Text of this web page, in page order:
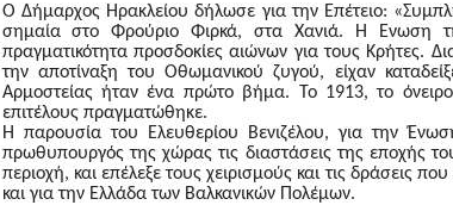
Ο Δήμαρχος Ηρακλείου δήλωσε για την Επέτειο: «
σημαία στο Φρούριο Φιρκά, στα Χανιά. Η Ένωση
πραγματικότητα προσδοκίες αιώνων για τους Κρήτες.
την αποτίναξη του Οθωμανικού ζυγού, είχαν
Αρμοστείας ήταν ένα πρώτο βήμα. Το 1913, το
επιτέλους πραγματώθηκε.
Η παρουσία του Ελευθερίου Βενιζέλου, για την
πρωθυπουργός της χώρας τις διαστάσεις της εποχής
περιοχή, και επέλεξε τους χειρισμούς και τις δράσεις
και για την Ελλάδα των Βαλκανικών Πολέμων.